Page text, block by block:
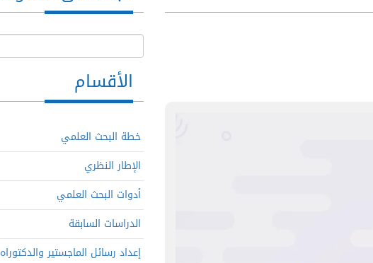
الأقسام
خطة البحث العلمي
الإطار النظري
أدوات البحث العلمي
الدراسات السابقة
إعداد رسائل الماجستير والدكتوراه